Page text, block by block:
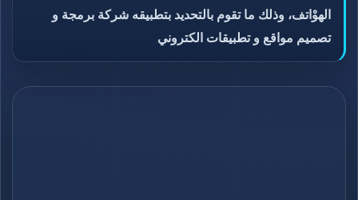
الهوْاتف، وذلك ما تقوم بالتحديد بتطبيقه شركة برمجة و
تصميم مواقع و تطبيقات الكتروني